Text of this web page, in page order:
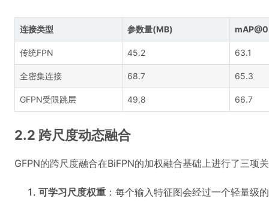
连接类型 参数量(MB)
传统FPN 45.2 63.1
全密集连接 68.7 65.3
GFPN受限跳层 49.8 66.7
2.2 跨尺度动态融合
GFPN的跨尺度融合在BiFPN的加权融合基础上进行了三项
可学习尺度权重 ：每个输入特征图会经过一个轻量级